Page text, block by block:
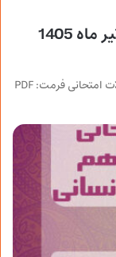
نمونه سوالات امتحان نهایی ریاضی تیر ماه 1405
نام درس : ریاضی دوازدهم | دسته بندی: نمونه سوالات امتحانی فرمت: PDF